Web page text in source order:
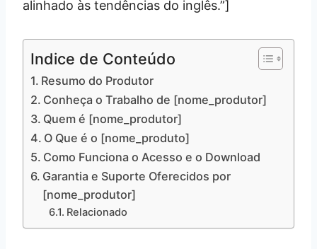
alinhado às tendências do inglês.”]
Indice de Conteúdo
Resumo do Produtor
Conheça o Trabalho de [nome_produtor]
Quem é [nome_produtor]
O Que é o [nome_produto]
Como Funciona o Acesso e o Download
Garantia e Suporte Oferecidos por
[nome_produtor]
Relacionado